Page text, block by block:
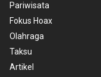
Pariwisata
Fokus Hoax
Olahraga
Taksu
Artikel